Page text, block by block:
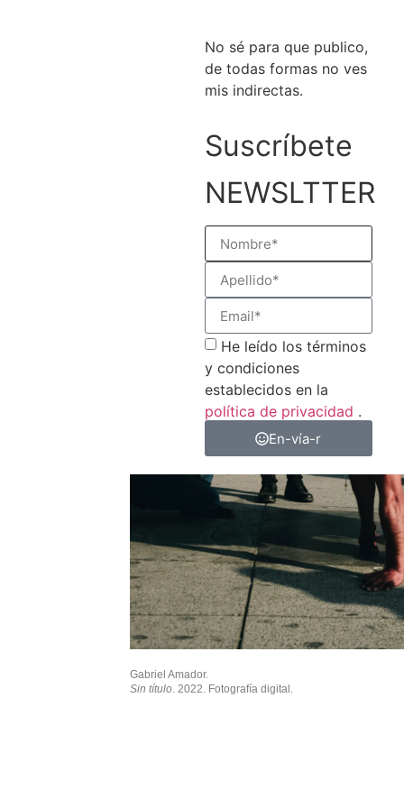
Gabriel Amador.
Sin título. 2022. Fotografía digital.
No sé para que publico,
de todas formas no ves
mis indirectas.
Suscríbete
NEWSLTTER
He leído los términos
y condiciones
establecidos en la
política de privacidad .
En-vía-r